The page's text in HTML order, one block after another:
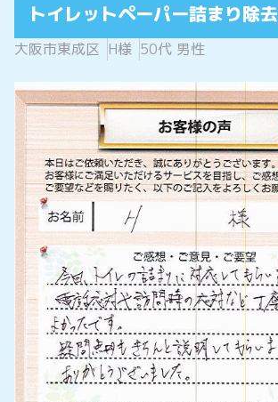
トイレットペーパー詰まり除去
大阪市東成区 H様 50代 男性